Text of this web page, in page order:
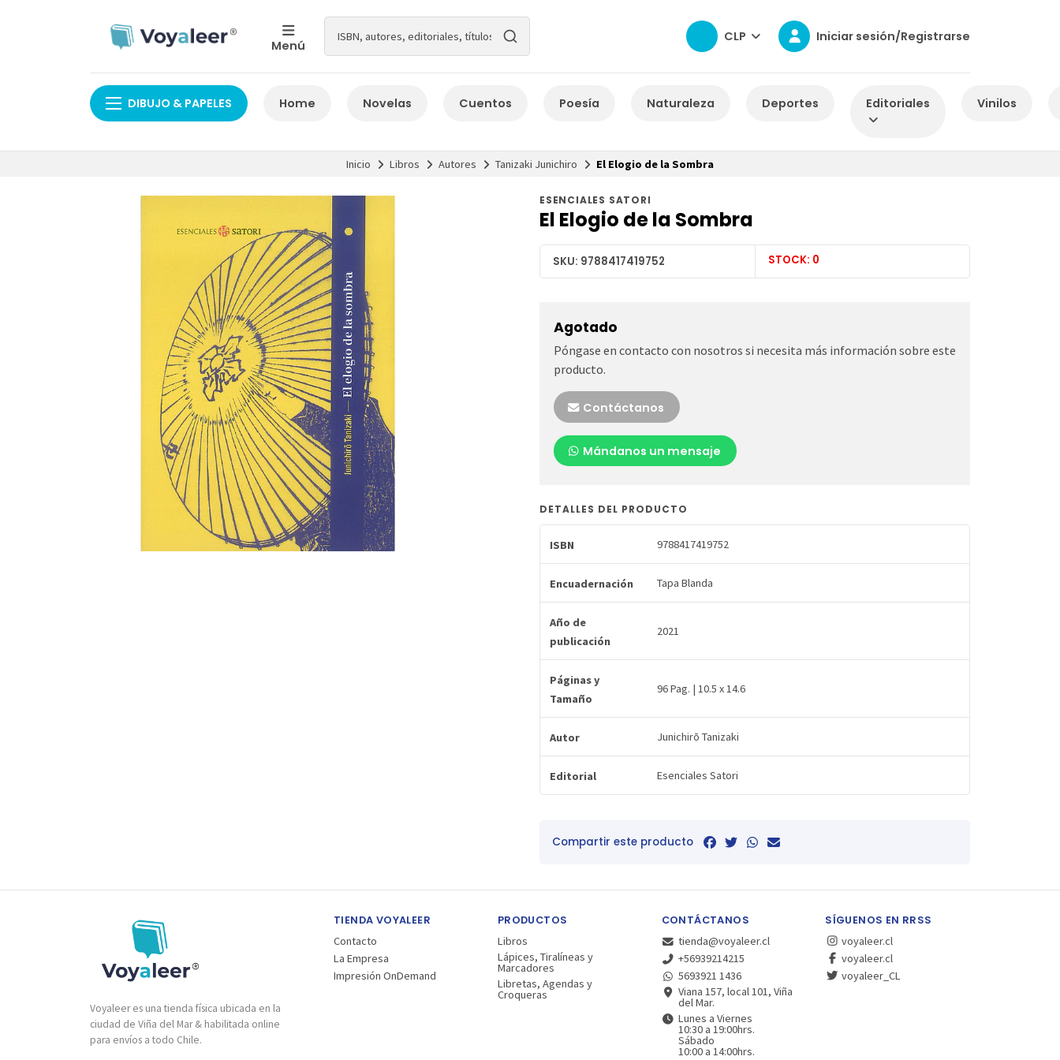
Menú
CLP Iniciar sesión/Registrarse
DIBUJO & PAPELES Home Novelas Cuentos Poesía Naturaleza Deportes Editoriales Vinilos
Inicio Libros Autores Tanizaki Junichiro El Elogio de la Sombra
ESENCIALES SATORI
El Elogio de la Sombra
SKU: 9788417419752 STOCK: 0
Agotado
Póngase en contacto con nosotros si necesita más información sobre este
producto.
Contáctanos
Mándanos un mensaje
DETALLES DEL PRODUCTO
ISBN 9788417419752
Encuadernación Tapa Blanda
Año de
publicación
2021
Páginas y
Tamaño
96 Pag. | 10.5 x 14.6
Autor Junichirō Tanizaki
Editorial Esenciales Satori
Compartir este producto
Voyaleer es una tienda física ubicada en la
ciudad de Viña del Mar & habilitada online
para envíos a todo Chile.
TIENDA VOYALEER
Contacto
La Empresa
Impresión OnDemand
PRODUCTOS
Libros
Lápices, Tiralíneas y
Marcadores
Libretas, Agendas y
Croqueras
CONTÁCTANOS
tienda@voyaleer.cl
+56939214215
5693921 1436
Viana 157, local 101, Viña
del Mar.
Lunes a Viernes
10:30 a 19:00hrs.
Sábado
10:00 a 14:00hrs.
SÍGUENOS EN RRSS
voyaleer.cl
voyaleer.cl
voyaleer_CL